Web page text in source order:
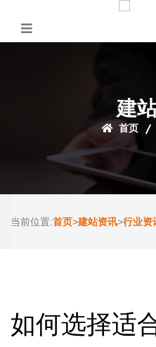
建
首页
当前位置:首页>建站资讯>行业资
如何选择适